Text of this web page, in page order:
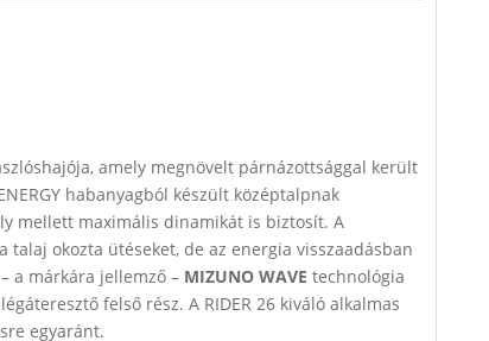
amely megnövelt párnázottsággal került
habanyagból készült középtalpnak
mellett maximális dinamikát is biztosít. A
okozta ütéseket, de az energia visszaadásban
a márkára jellemző – MIZUNO WAVE technológia
felső rész. A RIDER 26 kiváló alkalmas
egyaránt.